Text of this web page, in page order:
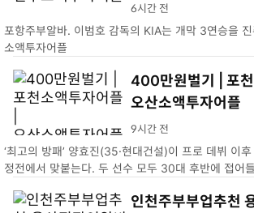
포항주부알바. 이범호 감독의 KIA는 개막 3연승을 진주
소액투자어플
6시간 전
400만원벌기 | 포천
오산소액투자어플
‘최고의 방패’ 양효진(35·현대건설)이 프로 데뷔 이
정전에서 맞붙는다. 두 선수 모두 30대 후반에 접어
오산소액투자어플
9시간 전
인천주부부업추천